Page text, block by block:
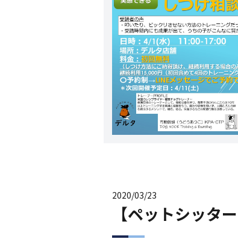
2020/03/23
【ペットシッタ